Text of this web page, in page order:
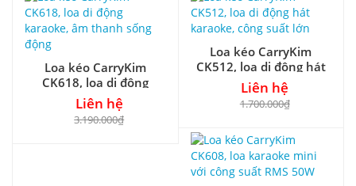
Loa kéo CarryKim
CK618, loa di động
karaoke, âm thanh
sống động
Liên hệ
3.190.000₫
Loa kéo CarryKim
CK512, loa di động hát
karaoke, công suất lớn
Liên hệ
1.700.000₫